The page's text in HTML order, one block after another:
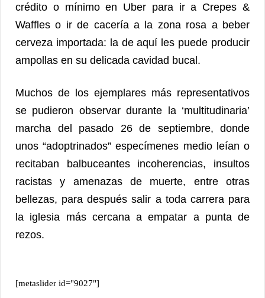
crédito o mínimo en Uber para ir a Crepes &
Waffles o ir de cacería a la zona rosa a beber
cerveza importada: la de aquí les puede producir
ampollas en su delicada cavidad bucal.
Muchos de los ejemplares más representativos
se pudieron observar durante la ‘multitudinaria’
marcha del pasado 26 de septiembre, donde
unos “adoptrinados” especímenes medio leían o
recitaban balbuceantes incoherencias, insultos
racistas y amenazas de muerte, entre otras
bellezas, para después salir a toda carrera para
la iglesia más cercana a empatar a punta de
rezos.
[metaslider id="9027"]